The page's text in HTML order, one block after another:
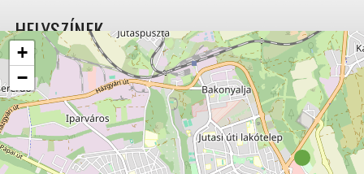
+
−
HELYSZÍNEK